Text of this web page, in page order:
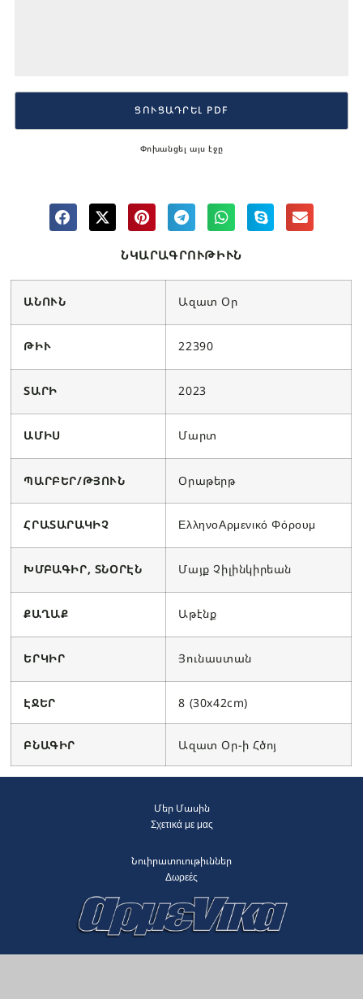
ՆԿԱՐԱԳՐՈՒԹԻՒՆ
ԱՆՈՒՆ Ազատ Օր
ԹԻՒ 22390
ՏԱՐԻ 2023
ԱՄԻՍ Մարտ
ՊԱՐԲԵՐ/ԹՅՈՒՆ Օրաթերթ
ՀՐԱՏԱՐԱԿԻՉ ΕλληνοΑρμενικό Φόρουμ
ԽՄԲԱԳԻՐ, ՏՆՕՐԷՆ Մայք Չիլինկիրեան
ՔԱՂԱՔ Աթէնք
ԵՐԿԻՐ Յունաստան
ԷՋԵՐ 8 (30x42cm)
ԲՆԱԳԻՐ Ազատ Օր-ի Հծոյ
Փոխանցել այս էջը
ՑՈՒՑԱԴՐԵԼ PDF
Մեր Մասին
Σχετικά με μας
Նուիրատուութիւններ
Δωρεές